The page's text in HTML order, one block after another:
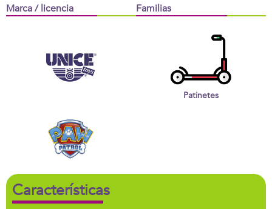
Marca / licencia Familias
Patinetes
Características